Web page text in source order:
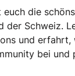
die
der Schweiz.
und erfahrt,
bei